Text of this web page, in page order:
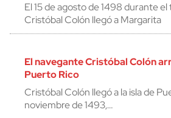
El 15 de agosto de 1498 durante
Cristóbal Colón llegó a Margarita
El navegante Cristóbal Colón
Puerto Rico
Cristóbal Colón llegó a la isla de
noviembre de 1493,…